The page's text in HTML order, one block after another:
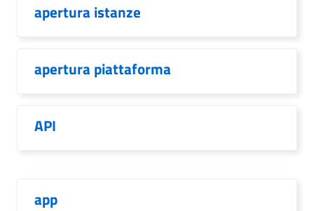
apertura istanze
apertura piattaforma
API
app